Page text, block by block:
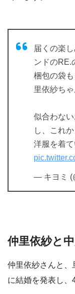
届くの楽
ンドの
梱包の袋
里依紗ち
似合わな
し、これ
洋服を着
— キヨミ
仲里依紗と
仲里依紗さんと、
に結婚を発表し、